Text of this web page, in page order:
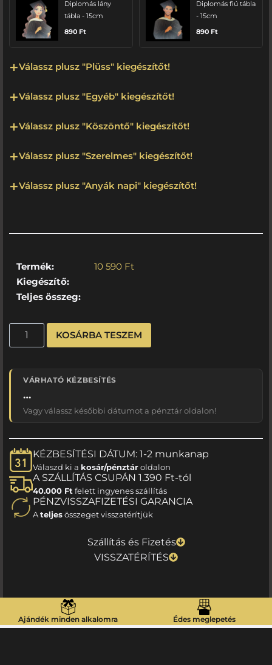
Diplomás lány
tábla - 15cm
890 Ft
Diplomás fiú tábla
- 15cm
890 Ft
Válassz plusz "Plüss" kiegészítőt!
Válassz plusz "Egyéb" kiegészítőt!
Válassz plusz "Köszöntő" kiegészítőt!
Válassz plusz "Szerelmes" kiegészítőt!
Válassz plusz "Anyák napi" kiegészítőt!
Termék: 10 590 Ft
Kiegészítő:
Teljes összeg:
KOSÁRBA TESZEM
VÁRHATÓ KÉZBESÍTÉS
…
Vagy válassz későbbi dátumot a pénztár oldalon!
KÉZBESÍTÉSI DÁTUM: 1-2 munkanap
Válaszd ki a kosár/pénztároldalon
A SZÁLLÍTÁS CSUPÁN 1.390 Ft-tól
40.000 Ftfelett ingyenes szállítás
PÉNZVISSZAFIZETÉSI GARANCIA
Ateljesösszeget visszatérítjük
Szállítás és Fizetés
VISSZATÉRÍTÉS
Ajándék minden alkalomra Édes meglepetés